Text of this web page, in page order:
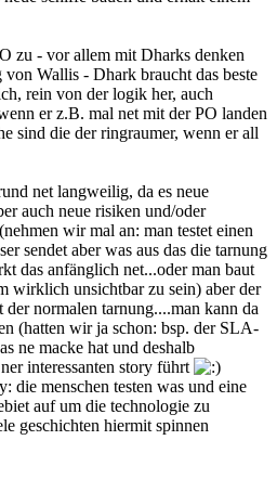
zu - vor allem mit Dharks denken
Wallis - Dhark braucht das beste
rein von der logik her, auch
er z.B. mal net mit der PO landen
sind die der ringraumer, wenn er all
net langweilig, da es neue
auch neue risiken und/oder
wir mal an: man testet einen
sendet aber was aus das die tarnung
das anfänglich net...oder man baut
wirklich unsichtbar zu sein) aber der
normalen tarnung....man kann da
(hatten wir ja schon: bsp. der SLA-
ne macke hat und deshalb
interessanten story führt
die menschen testen was und eine
auf um die technologie zu
geschichten hiermit spinnen